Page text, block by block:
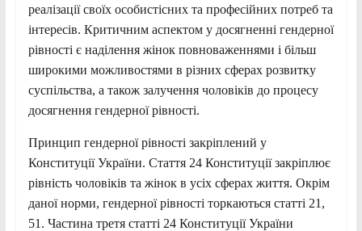
реалізації своїх особистісних та професійних потреб та
інтересів. Критичним аспектом у досягненні гендерної
рівності є наділення жінок повноваженнями і більш
широкими можливостями в різних сферах розвитку
суспільства, а також залучення чоловіків до процесу
досягнення гендерної рівності.
Принцип гендерної рівності закріплений у
Конституції України. Стаття 24 Конституції закріплює
рівність чоловіків та жінок в усіх сферах життя. Окрім
даної норми, гендерної рівності торкаються статті 21,
51. Частина третя статті 24 Конституції України